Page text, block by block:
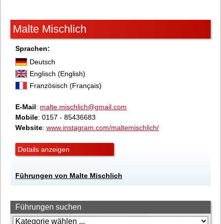
Malte Mischlich
Sprachen:
Deutsch
Englisch (English)
Französisch (Français)
E-Mail: malte.mischlich@gmail.com
Mobile: 0157 - 85436683
Website: www.instagram.com/maltemischlich/
Details anzeigen
Führungen von Malte Mischlich
Führungen suchen